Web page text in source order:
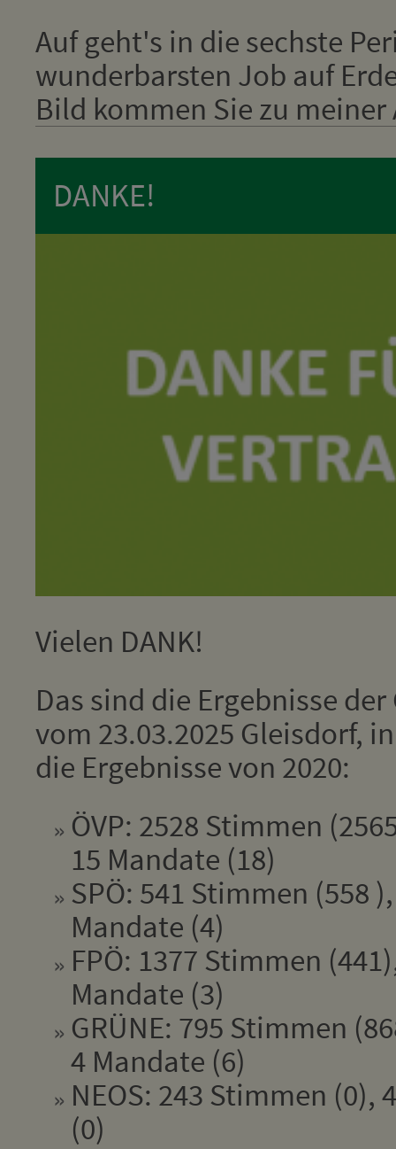
Auf geht's in die sechste
wunderbarsten Job auf
Bild kommen Sie zu
DANKE!
Vielen DANK!
Das sind die Ergebnisse
vom 23.03.2025 Gleisdorf,
die Ergebnisse von 2020:
ÖVP: 2528 Stimmen
15 Mandate (18)
SPÖ: 541 Stimmen (558
Mandate (4)
FPÖ: 1377 Stimmen
Mandate (3)
GRÜNE: 795 Stimmen
4 Mandate (6)
NEOS: 243 Stimmen (0),
(0)